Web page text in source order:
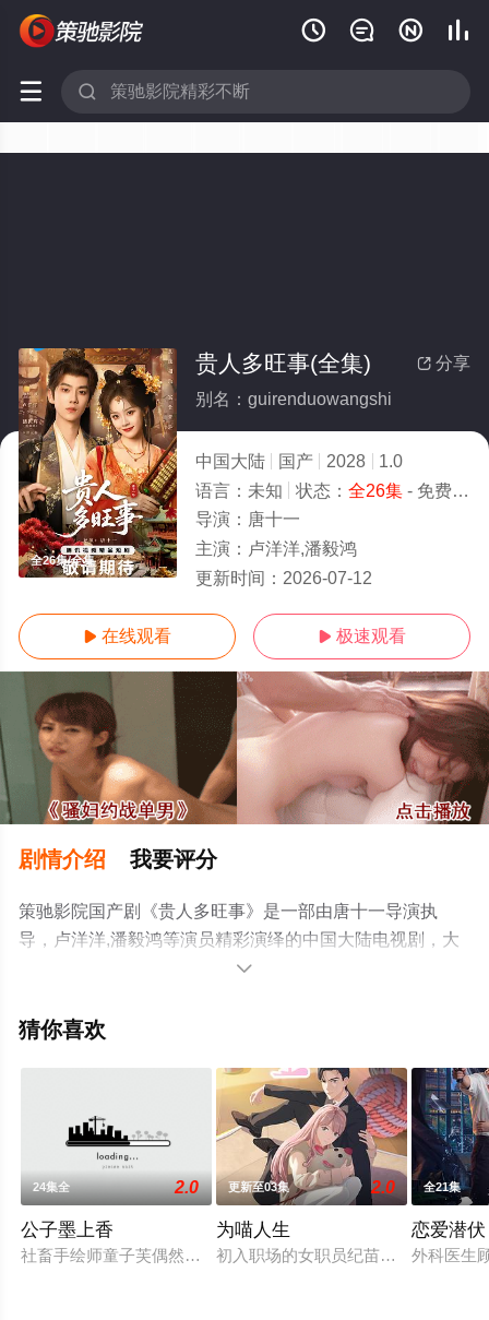
   
 
全26集/全集
 分享
贵人多旺事(全集)
别名：guirenduowangshi
中国大陆 国产 2028
1.0
语言： 未知 状态： 全26集- 免费在线观看
导演： 唐十一
主演： 卢洋洋,潘毅鸿
更新时间： 2026-07-12
 在线观看  极速观看
剧情介绍 我要评分
策驰影院国产剧《贵人多旺事》是一部由唐十一导演执
导，卢洋洋,潘毅鸿等演员精彩演绎的中国大陆电视剧，大
结局剧情已揭晓（全26集），手机免费观看高清未删减完
豆瓣电视剧、电视猫或剧情网等平台了解。

猜你喜欢
24集全 2.0
公子墨上香
社畜手绘师童子芙偶然进入到自己的漫画作品中，认识了京城
更新至03集 2.0
为喵人生
初入职场的女职员纪苗苗遭朋友陷害
全21集
恋爱潜伏
外科医生